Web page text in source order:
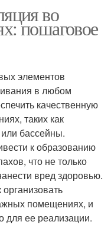
во
пошаговое
элементов
в любом
качественную
таких как
бассейны.
к образованию
что не только
вред здоровью.
помещениях, и
для ее реализации.